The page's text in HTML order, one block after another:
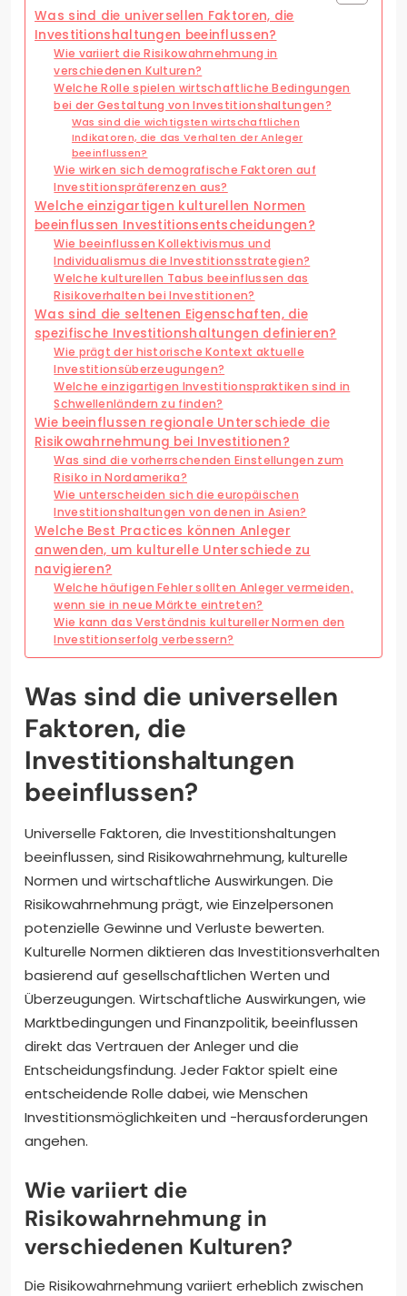
Was sind die universellen Faktoren, die
Investitionshaltungen beeinflussen?
Wie variiert die Risikowahrnehmung in
verschiedenen Kulturen?
Welche Rolle spielen wirtschaftliche Bedingungen
bei der Gestaltung von Investitionshaltungen?
Was sind die wichtigsten wirtschaftlichen
Indikatoren, die das Verhalten der Anleger
beeinflussen?
Wie wirken sich demografische Faktoren auf
Investitionspräferenzen aus?
Welche einzigartigen kulturellen Normen
beeinflussen Investitionsentscheidungen?
Wie beeinflussen Kollektivismus und
Individualismus die Investitionsstrategien?
Welche kulturellen Tabus beeinflussen das
Risikoverhalten bei Investitionen?
Was sind die seltenen Eigenschaften, die
spezifische Investitionshaltungen definieren?
Wie prägt der historische Kontext aktuelle
Investitionsüberzeugungen?
Welche einzigartigen Investitionspraktiken sind in
Schwellenländern zu finden?
Wie beeinflussen regionale Unterschiede die
Risikowahrnehmung bei Investitionen?
Was sind die vorherrschenden Einstellungen zum
Risiko in Nordamerika?
Wie unterscheiden sich die europäischen
Investitionshaltungen von denen in Asien?
Welche Best Practices können Anleger
anwenden, um kulturelle Unterschiede zu
navigieren?
Welche häufigen Fehler sollten Anleger vermeiden,
wenn sie in neue Märkte eintreten?
Wie kann das Verständnis kultureller Normen den
Investitionserfolg verbessern?
Was sind die universellen
Faktoren, die
Investitionshaltungen
beeinflussen?
Universelle Faktoren, die Investitionshaltungen
beeinflussen, sind Risikowahrnehmung, kulturelle
Normen und wirtschaftliche Auswirkungen. Die
Risikowahrnehmung prägt, wie Einzelpersonen
potenzielle Gewinne und Verluste bewerten.
Kulturelle Normen diktieren das Investitionsverhalten
basierend auf gesellschaftlichen Werten und
Überzeugungen. Wirtschaftliche Auswirkungen, wie
Marktbedingungen und Finanzpolitik, beeinflussen
direkt das Vertrauen der Anleger und die
Entscheidungsfindung. Jeder Faktor spielt eine
entscheidende Rolle dabei, wie Menschen
Investitionsmöglichkeiten und -herausforderungen
angehen.
Wie variiert die
Risikowahrnehmung in
verschiedenen Kulturen?
Die Risikowahrnehmung variiert erheblich zwischen